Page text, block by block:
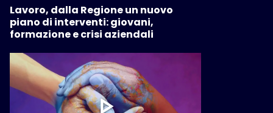
Lavoro, dalla Regione un nuovo
piano di interventi: giovani,
formazione e crisi aziendali